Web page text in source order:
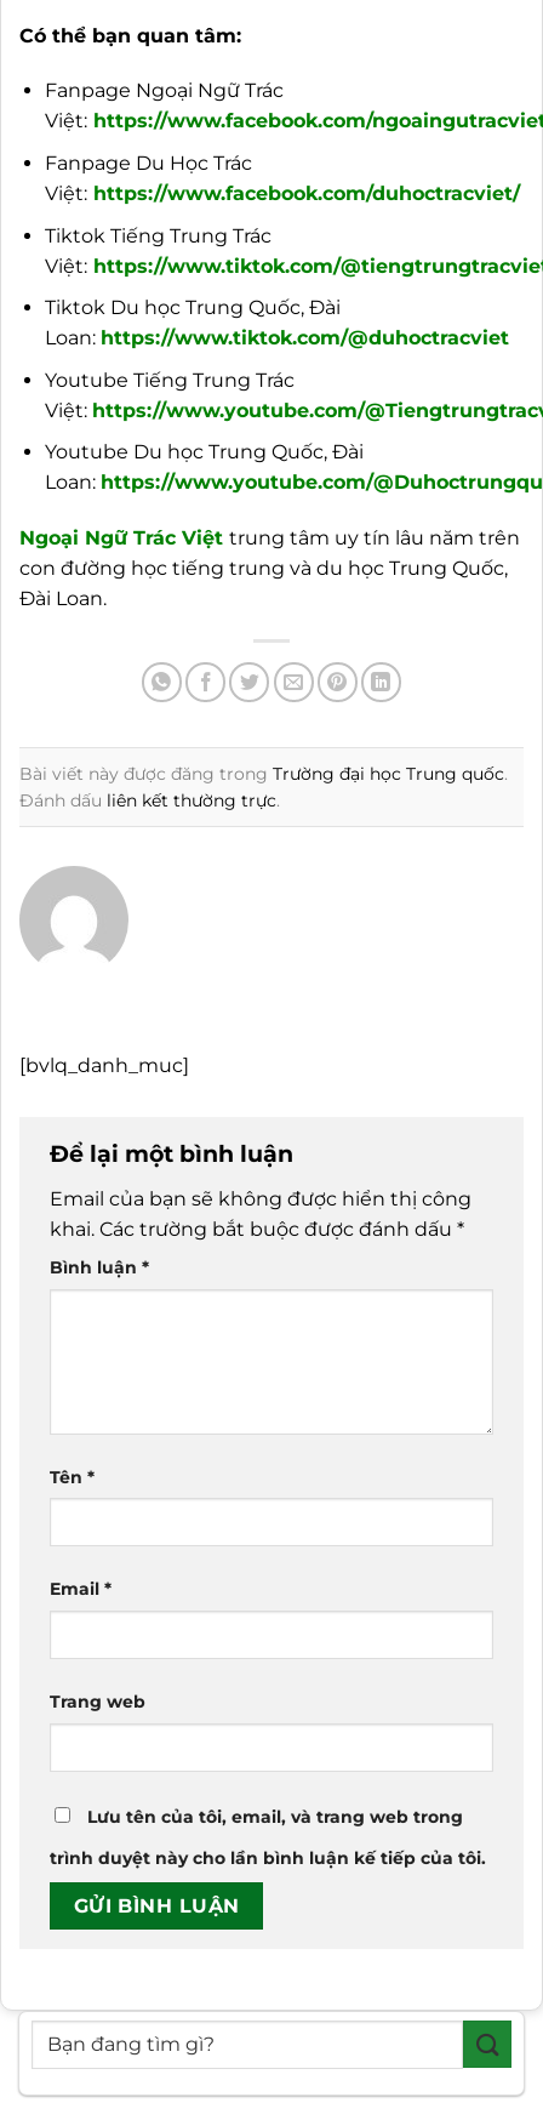
Có thể bạn quan tâm:
Fanpage Ngoại Ngữ Trác
Việt: https://www.facebook.com/
Fanpage Du Học Trác
Việt: https://www.facebook.com/duhoctracviet/
Tiktok Tiếng Trung Trác
Việt: https://www.tiktok.com/
Tiktok Du học Trung Quốc, Đài
Loan: https://www.tiktok.com/@duhoctracviet
Youtube Tiếng Trung Trác
Việt: https://www.youtube.com/
Youtube Du học Trung Quốc, Đài
Loan: https://www.youtube.com/
Ngoại Ngữ Trác Việt trung tâm uy tín lâu năm trên
con đường học tiếng trung và du học Trung Quốc,
Đài Loan.
Bài viết này được đăng trong Trường đại học Trung quốc.
Đánh dấu liên kết thường trực.
[bvlq_danh_muc]
Để lại một bình luận
Email của bạn sẽ không được hiển thị công
khai. Các trường bắt buộc được đánh dấu *
Bình luận *
Tên *
Email *
Trang web
Lưu tên của tôi, email, và trang web trong
trình duyệt này cho lần bình luận kế tiếp của tôi.